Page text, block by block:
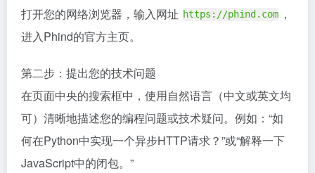
打开您的网络浏览器，输入网址 https://phind.com ，
进入Phind的官方主页。
第二步：提出您的技术问题
在页面中央的搜索框中，使用自然语言（中文或英文均
可）清晰地描述您的编程问题或技术疑问。例如：“如
何在Python中实现一个异步HTTP请求？”或“解释一下
JavaScript中的闭包。”